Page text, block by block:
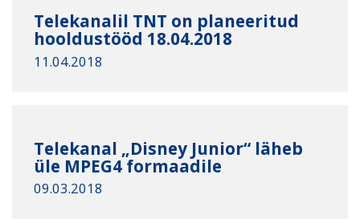
Telekanalil TNT on planeeritud
hooldustööd 18.04.2018
11.04.2018
Telekanal „Disney Junior“ läheb
üle MPEG4 formaadile
09.03.2018